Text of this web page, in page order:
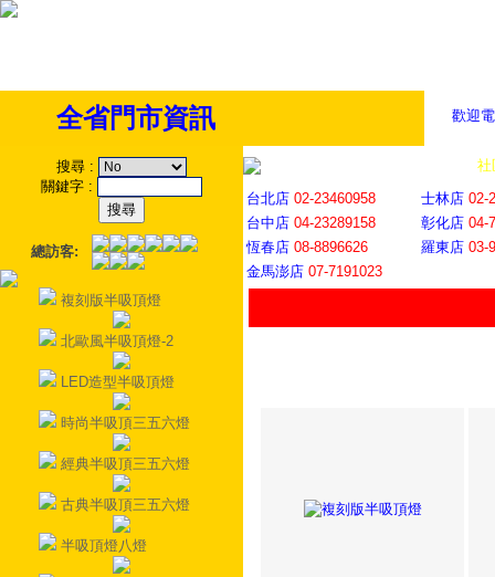
歡迎
全省門市資訊
搜尋 :
關鍵字 :
總訪客:
複刻版半吸頂燈
北歐風半吸頂燈-2
LED造型半吸頂燈
時尚半吸頂三五六燈
經典半吸頂三五六燈
古典半吸頂三五六燈
半吸頂燈八燈
社
台北店 02-23460958 士林店 02-
台中店 04-23289158 彰化店 04-
恆春店 08-8896626 羅東店 03-
金馬澎店 07-7191023